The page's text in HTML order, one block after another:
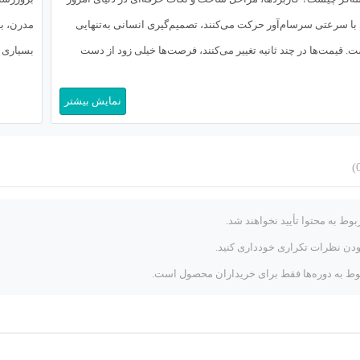
انسانی به‌تنهایی
خیلی زود از دست
مدرن، به یکی از چالش‌برانگیزترین حوزه‌های
بسیاری از مدیران سایت تصور می‌کنند تنها با
به محتوا تأیید نخواهند شد.
نظرات تکراری خودداری کنید.
به دوره‌ها فقط برای خریداران محصول است.